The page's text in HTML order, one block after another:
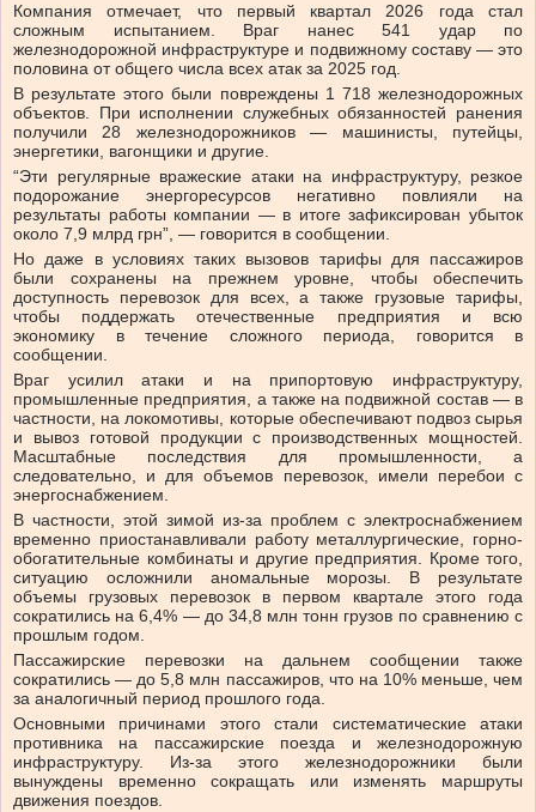
Компания отмечает, что первый квартал 2026 года стал
сложным испытанием. Враг нанес 541 удар по
железнодорожной инфраструктуре и подвижному составу — это
половина от общего числа всех атак за 2025 год.
В результате этого были повреждены 1 718 железнодорожных
объектов. При исполнении служебных обязанностей ранения
получили 28 железнодорожников — машинисты, путейцы,
энергетики, вагонщики и другие.
“Эти регулярные вражеские атаки на инфраструктуру, резкое
подорожание энергоресурсов негативно повлияли на
результаты работы компании — в итоге зафиксирован убыток
около 7,9 млрд грн”, — говорится в сообщении.
Но даже в условиях таких вызовов тарифы для пассажиров
были сохранены на прежнем уровне, чтобы обеспечить
доступность перевозок для всех, а также грузовые тарифы,
чтобы поддержать отечественные предприятия и всю
экономику в течение сложного периода, говорится в
сообщении.
Враг усилил атаки и на припортовую инфраструктуру,
промышленные предприятия, а также на подвижной состав — в
частности, на локомотивы, которые обеспечивают подвоз сырья
и вывоз готовой продукции с производственных мощностей.
Масштабные последствия для промышленности, а
следовательно, и для объемов перевозок, имели перебои с
энергоснабжением.
В частности, этой зимой из-за проблем с электроснабжением
временно приостанавливали работу металлургические, горно-
обогатительные комбинаты и другие предприятия. Кроме того,
ситуацию осложнили аномальные морозы. В результате
объемы грузовых перевозок в первом квартале этого года
сократились на 6,4% — до 34,8 млн тонн грузов по сравнению с
прошлым годом.
Пассажирские перевозки на дальнем сообщении также
сократились — до 5,8 млн пассажиров, что на 10% меньше, чем
за аналогичный период прошлого года.
Основными причинами этого стали систематические атаки
противника на пассажирские поезда и железнодорожную
инфраструктуру. Из-за этого железнодорожники были
вынуждены временно сокращать или изменять маршруты
движения поездов.